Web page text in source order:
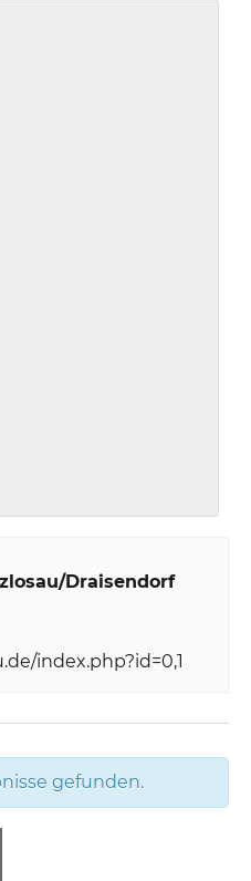
Draisendorf
index.php?id=0,1
gefunden.